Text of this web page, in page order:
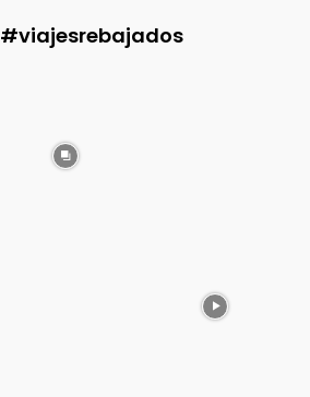
#viajesrebajados